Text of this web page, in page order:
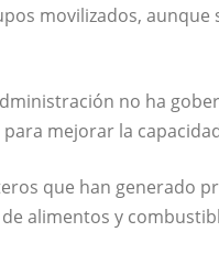
movilizados,
no ha
mejorar la
que han generado
alimentos y